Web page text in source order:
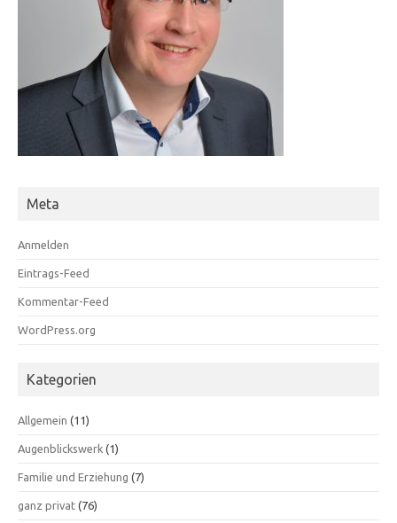
Meta
Anmelden
Eintrags-Feed
Kommentar-Feed
WordPress.org
Kategorien
Allgemein (11)
Augenblickswerk (1)
Familie und Erziehung (7)
ganz privat (76)